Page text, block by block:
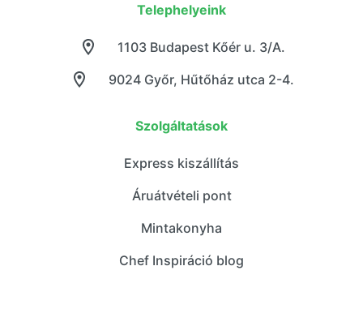
Telephelyeink
9024 Győr, Hűtőház utca 2-4.
1103 Budapest Kőér u. 3/A.
Szolgáltatások
Express kiszállítás
Áruátvételi pont
Mintakonyha
Chef Inspiráció blog